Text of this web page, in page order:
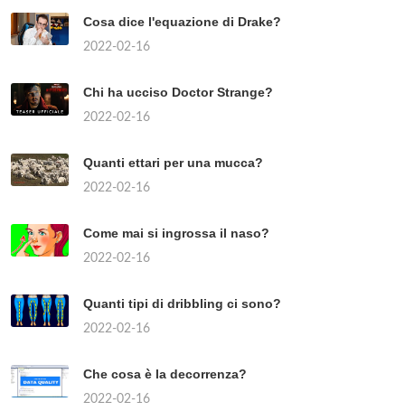
Cosa dice l'equazione di Drake?
2022-02-16
Chi ha ucciso Doctor Strange?
2022-02-16
Quanti ettari per una mucca?
2022-02-16
Come mai si ingrossa il naso?
2022-02-16
Quanti tipi di dribbling ci sono?
2022-02-16
Che cosa è la decorrenza?
2022-02-16